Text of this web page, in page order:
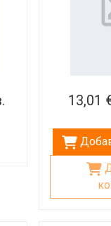
13,01
Добавен в